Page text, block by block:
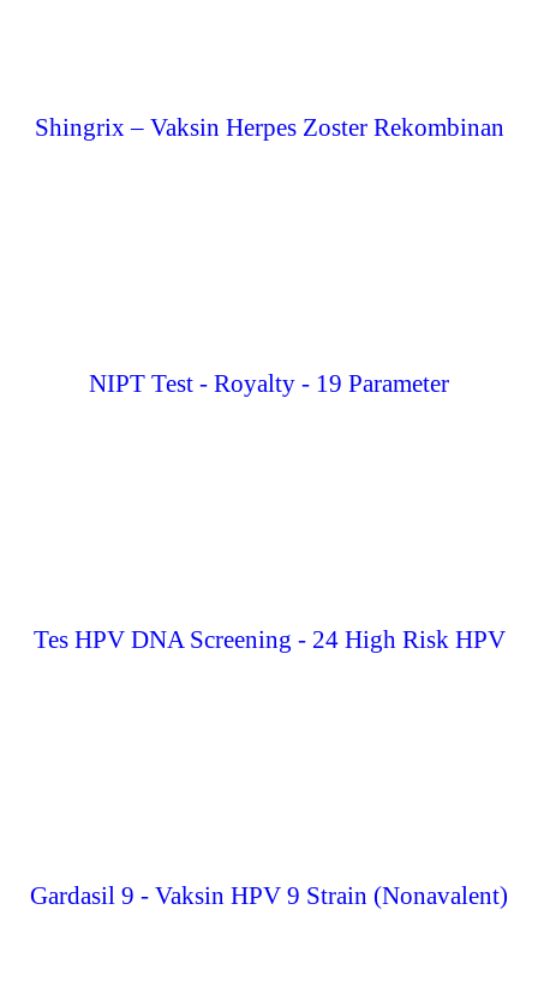
Shingrix – Vaksin Herpes Zoster Rekombinan
NIPT Test - Royalty - 19 Parameter
Tes HPV DNA Screening - 24 High Risk HPV
Gardasil 9 - Vaksin HPV 9 Strain (Nonavalent)